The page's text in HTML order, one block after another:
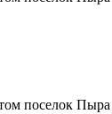
поселок Пыра